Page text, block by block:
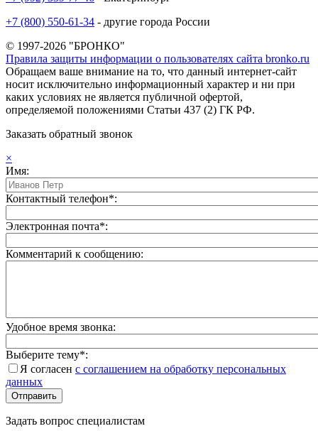
+7 (800) 550-61-34 - другие города России
© 1997-2026 "БРОНКО"
Правила защиты информации о пользователях сайта bronko.ru
Обращаем ваше внимание на то, что данный интернет-сайт
носит исключительно информационный характер и ни при
каких условиях не является публичной офертой,
определяемой положениями Статьи 437 (2) ГК РФ.
Заказать обратный звонок
×
Имя:
Контактный телефон*:
Электронная почта*:
Комментарий к сообщению:
Удобное время звонка:
Выберите тему*:
Я согласен с соглашением на обработку персональных
данных
Задать вопрос специалистам